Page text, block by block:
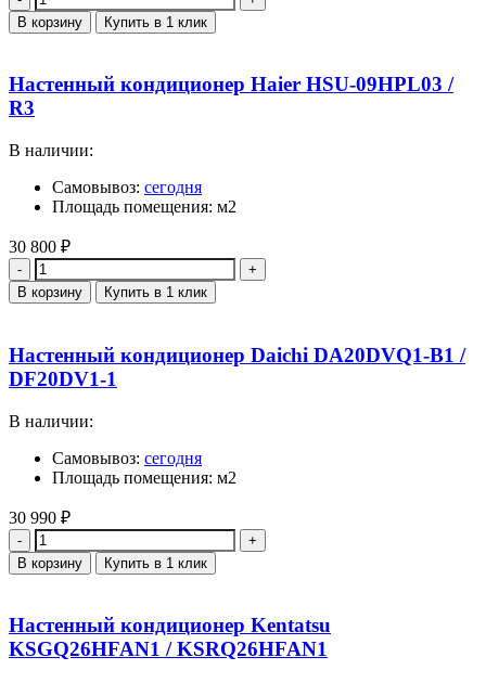
В корзину Купить в 1 клик
Настенный кондиционер Haier HSU-09HPL03 /
R3
В наличии:
Самовывоз: сегодня
Площадь помещения: м2
30 800 ₽
Количество
В корзину Купить в 1 клик
Настенный кондиционер Daichi DA20DVQ1-B1 /
DF20DV1-1
В наличии:
Самовывоз: сегодня
Площадь помещения: м2
30 990 ₽
Количество
В корзину Купить в 1 клик
Настенный кондиционер Kentatsu
KSGQ26HFAN1 / KSRQ26HFAN1